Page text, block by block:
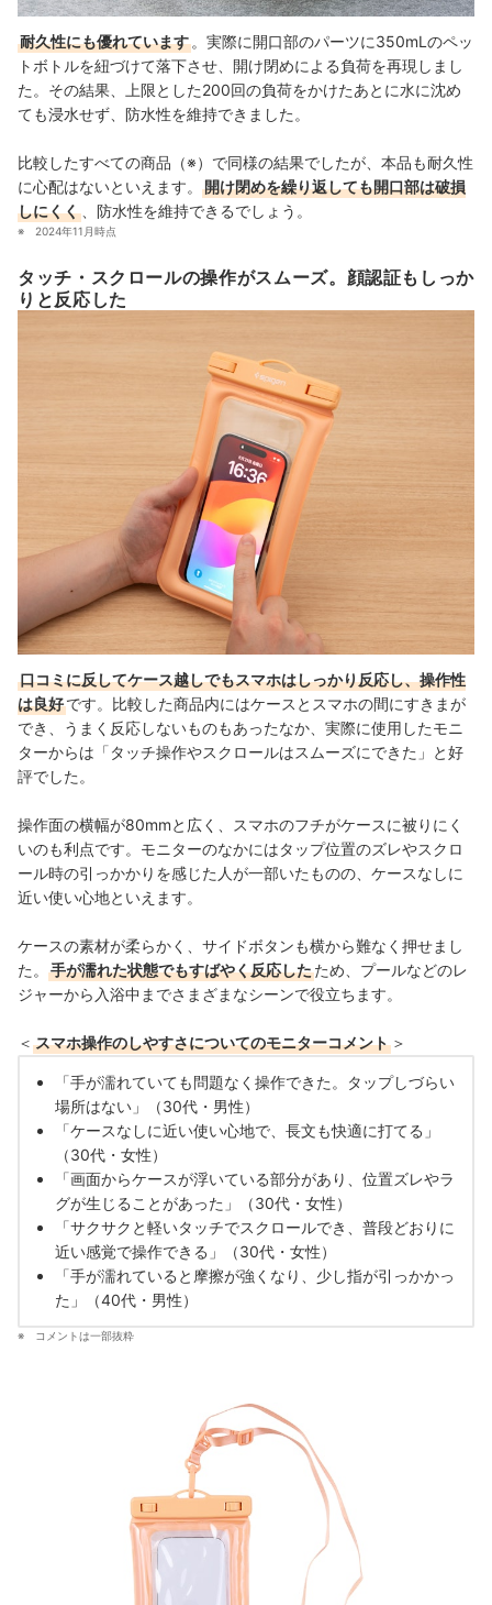
耐久性にも優れています 。実際に開口部のパーツに350mLのペッ
トボトルを紐づけて落下させ、開け閉めによる負荷を再現しまし
た。その結果、上限とした200回の負荷をかけたあとに水に沈め
ても浸水せず、防水性を維持できました。
比較したすべての商品（※）で同様の結果でしたが、本品も耐久性
に心配はないといえます。
開け閉めを繰り返しても開口部は破損
しにくく
、防水性を維持できるでしょう。
2024年11月時点
タッチ・スクロールの操作がスムーズ。顔認証もしっか
りと反応した
口コミに反してケース越しでもスマホはしっかり反応し、操作性
は良好です。比較した商品内にはケースとスマホの間にすきまが
でき、うまく反応しないものもあったなか、実際に使用したモニ
ターからは「タッチ操作やスクロールはスムーズにできた」と好
評でした。
操作面の横幅が80mmと広く、スマホのフチがケースに被りにく
いのも利点です。モニターのなかにはタップ位置のズレやスクロ
ール時の引っかかりを感じた人が一部いたものの、ケースなしに
近い使い心地といえます。
ケースの素材が柔らかく、サイドボタンも横から難なく押せまし
た。
手が濡れた状態でもすばやく反応したため、プールなどのレ
ジャーから入浴中までさまざまなシーンで役立ちます。
＜ スマホ操作のしやすさについてのモニターコメント ＞
「手が濡れていても問題なく操作できた。タップしづらい
場所はない」（30代・男性）
「ケースなしに近い使い心地で、長文も快適に打てる」
（30代・女性）
「画面からケースが浮いている部分があり、位置ズレやラ
グが生じることがあった」（30代・女性）
「サクサクと軽いタッチでスクロールでき、普段どおりに
近い感覚で操作できる」（30代・女性）
「手が濡れていると摩擦が強くなり、少し指が引っかかっ
た」（40代・男性）
コメントは一部抜粋